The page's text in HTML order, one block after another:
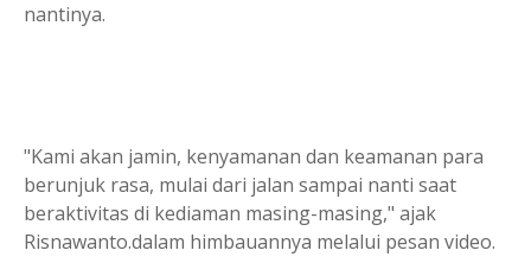
nantinya.
"Kami akan jamin, kenyamanan dan keamanan para
berunjuk rasa, mulai dari jalan sampai nanti saat
beraktivitas di kediaman masing-masing," ajak
Risnawanto.dalam himbauannya melalui pesan video.